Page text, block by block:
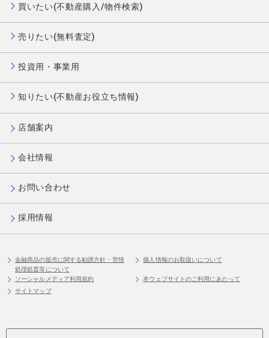
買いたい(不動産購入/物件検索)
売りたい(無料査定)
投資用・事業用
知りたい(不動産お役立ち情報)
店舗案内
会社情報
お問い合わせ
採用情報
金融商品の販売に関する勧誘方針・苦情
処理処置等について
個人情報のお取扱いについて
ソーシャルメディア利用規約
本ウェブサイトのご利用にあたって
サイトマップ